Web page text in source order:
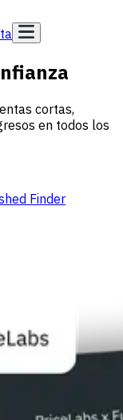
cortas,
en todos los
Finder